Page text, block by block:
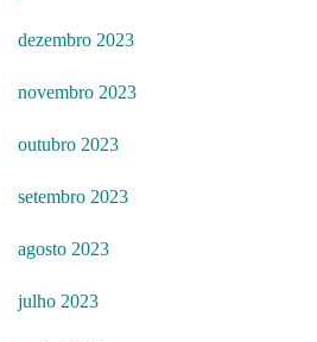
dezembro 2023
novembro 2023
outubro 2023
setembro 2023
agosto 2023
julho 2023